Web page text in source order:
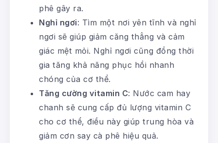
phê gây ra.
Nghỉ ngơi: Tìm một nơi yên tĩnh và nghỉ
ngơi sẽ giúp giảm căng thẳng và cảm
giác mệt mỏi. Nghỉ ngơi cũng đồng thời
gia tăng khả năng phục hồi nhanh
chóng của cơ thể.
Tăng cường vitamin C: Nước cam hay
chanh sẽ cung cấp đủ lượng vitamin C
cho cơ thể, điều này giúp trung hòa và
giảm cơn say cà phê hiệu quả.